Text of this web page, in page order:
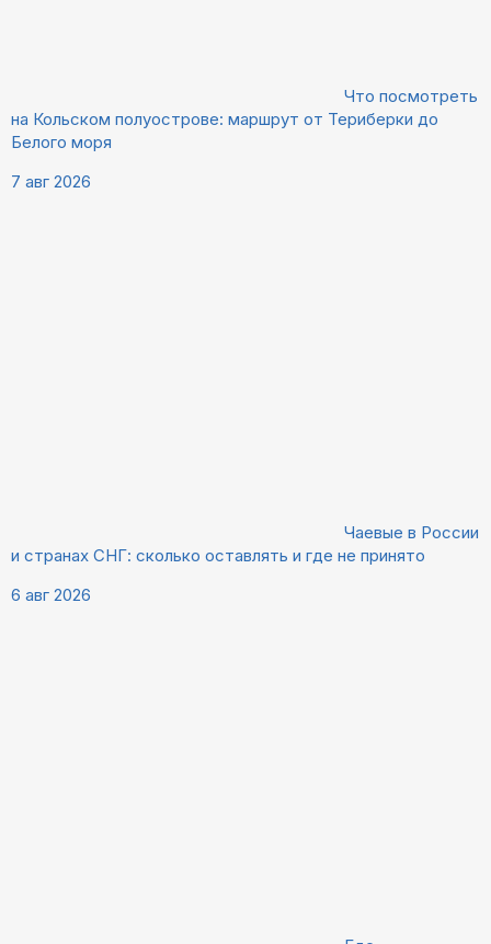
Что посмотреть
на Кольском полуострове: маршрут от Териберки до
Белого моря
7 авг 2026
Чаевые в России
и странах СНГ: сколько оставлять и где не принято
6 авг 2026